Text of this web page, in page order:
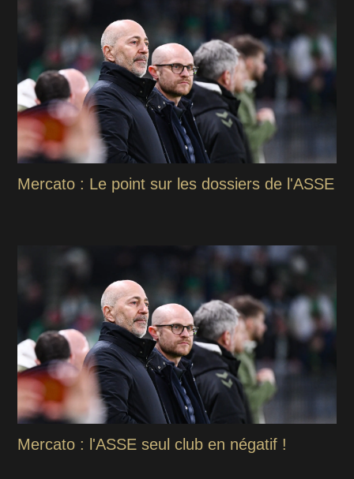
Mercato : Le point sur les dossiers de l'ASSE
Mercato : l'ASSE seul club en négatif !